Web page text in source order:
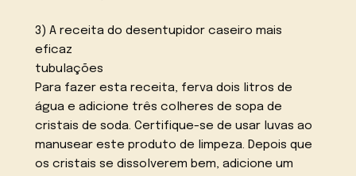
3) A receita do desentupidor caseiro mais
eficaz
tubulações
Para fazer esta receita, ferva dois litros de
água e adicione três colheres de sopa de
cristais de soda. Certifique-se de usar luvas ao
manusear este produto de limpeza. Depois que
os cristais se dissolverem bem, adicione um